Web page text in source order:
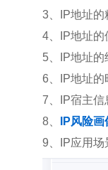
3、IP地址的
4、IP地址的
5、IP地址的
6、IP地址的
7、IP宿主信
8、
IP风险画
9、IP应用场